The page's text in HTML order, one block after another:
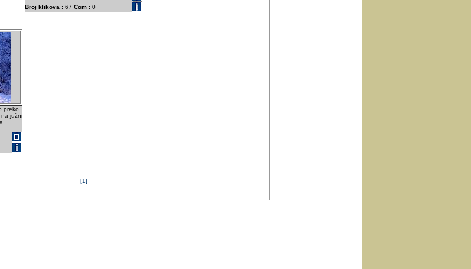
Broj klikova : 67 Com : 0
preko
na južni
[1]